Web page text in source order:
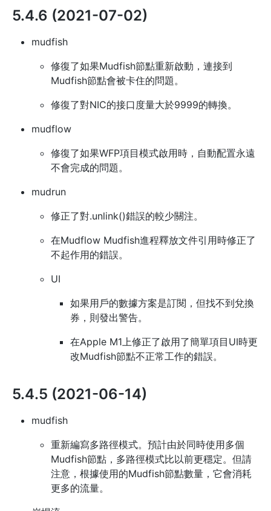
5.4.6 (2021-07-02)
mudfish
修復了如果Mudfish節點重新啟動，連接到
Mudfish節點會被卡住的問題。
修復了對NIC的接口度量大於9999的轉換。
mudflow
修復了如果WFP項目模式啟用時，自動配置永遠
不會完成的問題。
mudrun
修正了對.unlink()錯誤的較少關注。
在Mudflow Mudfish進程釋放文件引用時修正了
不起作用的錯誤。
UI
如果用戶的數據方案是訂閱，但找不到兌換
券，則發出警告。
在Apple M1上修正了啟用了簡單項目UI時更
改Mudfish節點不正常工作的錯誤。
5.4.5 (2021-06-14)
mudfish
重新編寫多路徑模式。預計由於同時使用多個
Mudfish節點，多路徑模式比以前更穩定。但請
注意，根據使用的Mudfish節點數量，它會消耗
更多的流量。